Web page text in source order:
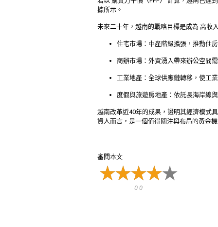
據所示。
未來二十年，越南的戰略目標是成為 高收
住宅市場：中產階級擴張，推動住
商辦市場：外資湧入帶來辦公空間
工業地產：全球供應鏈轉移，使工
度假與旅遊房地產：依託長海岸線
越南改革近40年的成果，證明其經濟模式
資人而言，是一個值得關注與布局的黃金
審閱本文
0 0